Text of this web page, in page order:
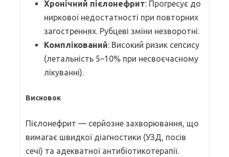
Хронічний пієлонефрит: Прогресує до
ниркової недостатності при повторних
загостреннях. Рубцеві зміни незворотні.
Комплікований: Високий ризик сепсису
(летальність 5–10% при несвоєчасному
лікуванні).
Висновок
Пієлонефрит — серйозне захворювання, що
вимагає швидкої діагностики (УЗД, посів
сечі) та адекватної антибіотикотерапії.